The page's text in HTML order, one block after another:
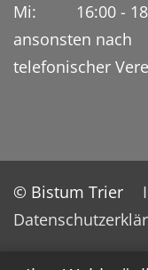
Mi: 16:00 -
ansonsten nach
telefonischer
© Bistum Trier